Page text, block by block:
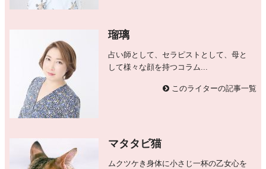
瑠璃
占い師として、セラピストとして、母と
して様々な顔を持つコラム...
このライターの記事一覧
マタタビ猫
ムクツケき身体に小さじ一杯の乙女心を